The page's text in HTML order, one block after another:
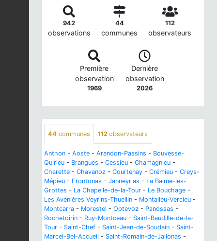
942
observations
44
communes
112
observateurs
Première
observation
1969
Dernière
observation
2026
44 communes 112 observateurs
Anthon - Aoste - Arandon-Passins - Bouvesse-
Quirieu - Brangues - Cessieu - Chamagnieu -
Charette - Chavanoz - Courtenay - Crémieu - Creys-
Mépieu - Frontonas - Janneyrias - La Balme-les-
Grottes - La Chapelle-de-la-Tour - Le Bouchage -
Les Avenières Veyrins-Thuellin - Montalieu-Vercieu -
Montcarra - Morestel - Optevoz - Panossas -
Rochetoirin - Ruy-Montceau - Saint-Baudille-de-la-
Tour - Saint-Chef - Saint-Jean-de-Soudain - Saint-
Marcel-Bel-Accueil - Saint-Romain-de-Jalionas -